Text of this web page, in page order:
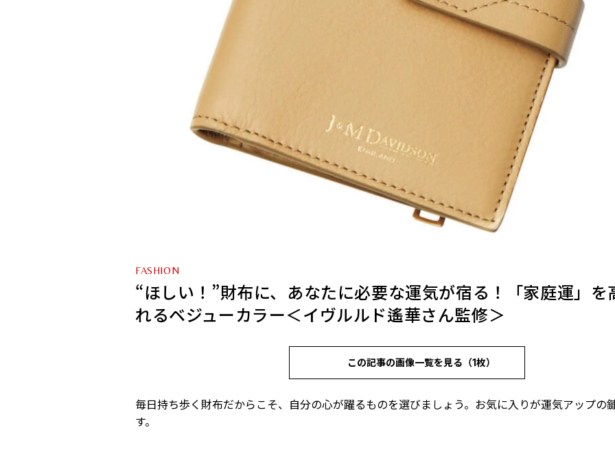
FASHION
“ほしい！”財布に、あなたに必要な運気が宿る！「家庭運」を
れるベジューカラー＜イヴルルド遙華さん監修＞
この記事の画像一覧を見る（1枚）
毎日持ち歩く財布だからこそ、自分の心が躍るものを選びましょう。お気に入りが運気アップの
す。